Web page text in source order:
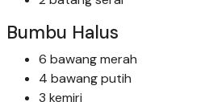
Bumbu Halus
6 bawang merah
4 bawang putih
3 kemiri